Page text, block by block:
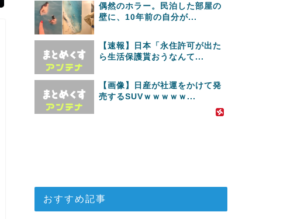
偶然のホラー。民泊した部屋の
壁に、10年前の自分が...
【速報】日本「永住許可が出た
ら生活保護貰おうなんて...
【画像】日産が社運をかけて発
売するSUVｗｗｗｗｗ...
おすすめ記事